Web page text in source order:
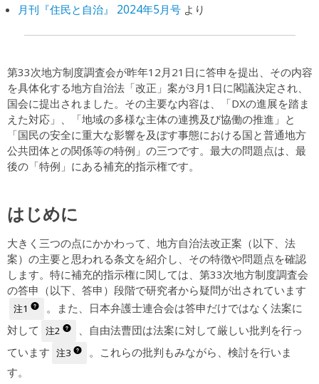
月刊『住民と自治』 2024年5月号より
第33次地方制度調査会が昨年12月21日に答申を提出、その内容
を具体化する地方自治法「改正」案が3月1日に閣議決定され、
国会に提出されました。その主要な内容は、「DXの進展を踏ま
えた対応」、「地域の多様な主体の連携及び協働の推進」と
「国民の安全に重大な影響を及ぼす事態における国と普通地方
公共団体との関係等の特例」の三つです。最大の問題点は、最
後の「特例」にある補充的指示権です。
はじめに
大きく三つの点にかかわって、地方自治法改正案（以下、法
案）の主要と思われる条文を紹介し、その特徴や問題点を確認
します。特に補充的指示権に関しては、第33次地方制度調査会
の答申（以下、答申）段階で研究者から疑問が出されています
注1
。また、日本弁護士連合会は答申だけではなく法案に
対して
注2
、自由法曹団は法案に対して厳しい批判を行っ
ています 注3
。これらの批判もみながら、検討を行いま
す。